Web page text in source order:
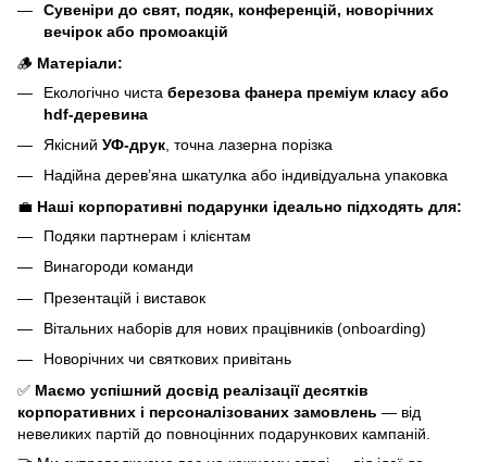
Сувеніри до свят, подяк, конференцій, новорічних
вечірок або промоакцій
🪵 Матеріали:
Екологічно чиста березова фанера преміум класу або
hdf-деревина
Якісний УФ-друк , точна лазерна порізка
Надійна дерев’яна шкатулка або індивідуальна упаковка
💼 Наші корпоративні подарунки ідеально підходять для:
Подяки партнерам і клієнтам
Винагороди команди
Презентацій і виставок
Вітальних наборів для нових працівників (onboarding)
Новорічних чи святкових привітань
✅ Маємо успішний досвід реалізації десятків
корпоративних і персоналізованих замовлень — від
невеликих партій до повноцінних подарункових кампаній.